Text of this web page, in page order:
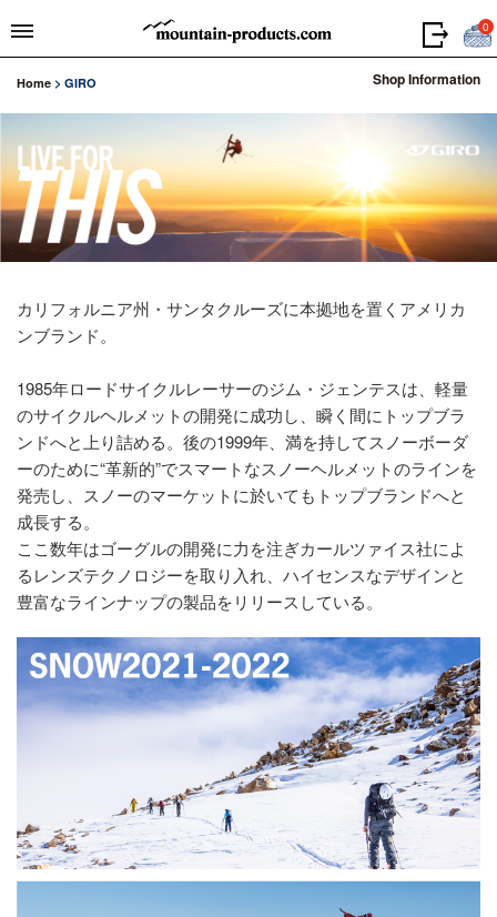
0
Home > GIRO Shop Information
カリフォルニア州・サンタクルーズに本拠地を置くアメリカ
ンブランド。
1985年ロードサイクルレーサーのジム・ジェンテスは、軽量
のサイクルヘルメットの開発に成功し、瞬く間にトップブラ
ンドへと上り詰める。後の1999年、満を持してスノーボーダ
ーのために“革新的”でスマートなスノーヘルメットのラインを
発売し、スノーのマーケットに於いてもトップブランドへと
成長する。
ここ数年はゴーグルの開発に力を注ぎカールツァイス社によ
るレンズテクノロジーを取り入れ、ハイセンスなデザインと
豊富なラインナップの製品をリリースしている。